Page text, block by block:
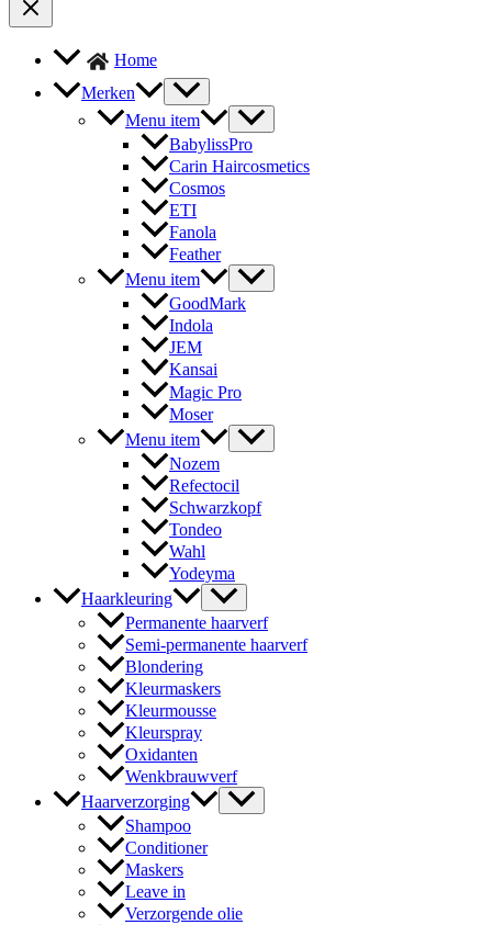
Home
Merken
Menu item
BabylissPro
Carin Haircosmetics
Cosmos
ETI
Fanola
Feather
Menu item
GoodMark
Indola
JEM
Kansai
Magic Pro
Moser
Menu item
Nozem
Refectocil
Schwarzkopf
Tondeo
Wahl
Yodeyma
Haarkleuring
Permanente haarverf
Semi-permanente haarverf
Blondering
Kleurmaskers
Kleurmousse
Kleurspray
Oxidanten
Wenkbrauwverf
Haarverzorging
Shampoo
Conditioner
Maskers
Leave in
Verzorgende olie